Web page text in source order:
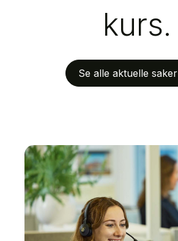
kurs.
Se alle aktuelle saker